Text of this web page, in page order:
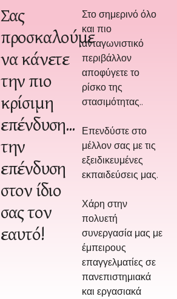
Σας
προσκαλούμε
να κάνετε
την πιο
κρίσιμη
επένδυση...
την
επένδυση
στον ίδιο
σας τον
εαυτό!
Στο σημερινό όλο
και πιο
ανταγωνιστικό
περιβάλλον
αποφύγετε το
ρίσκο της
στασιμότητας..
Επενδύστε στο
μέλλον σας με τις
εξειδικευμένες
εκπαιδεύσεις μας.
Χάρη στην
πολυετή
συνεργασία μας με
έμπειρους
επαγγελματίες σε
πανεπιστημιακά
και εργασιακά